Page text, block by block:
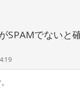
SPAMでないと